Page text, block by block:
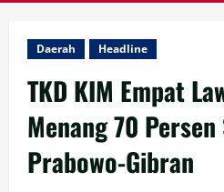
Daerah Headline
TKD KIM Empat
Menang 70
Prabowo-Gibran